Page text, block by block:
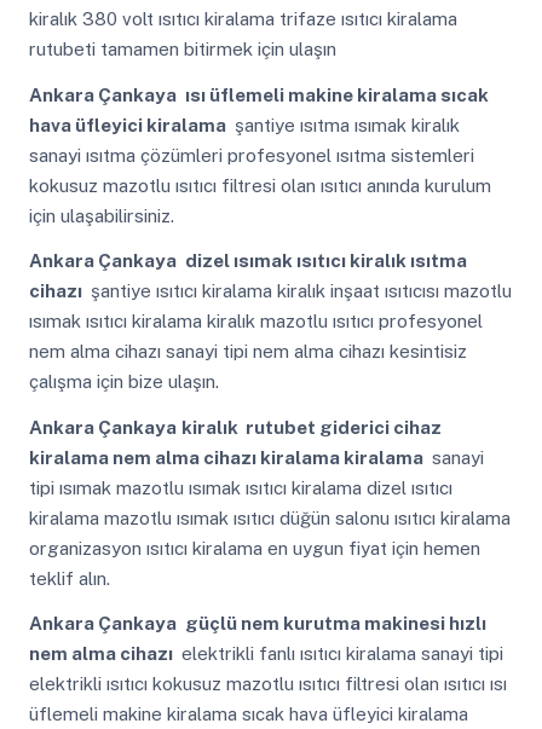
kiralık 380 volt ısıtıcı kiralama trifaze ısıtıcı kiralama
rutubeti tamamen bitirmek için ulaşın
Ankara Çankaya ısı üflemeli makine kiralama sıcak
hava üfleyici kiralama şantiye ısıtma ısımak kiralık
sanayi ısıtma çözümleri profesyonel ısıtma sistemleri
kokusuz mazotlu ısıtıcı filtresi olan ısıtıcı anında kurulum
için ulaşabilirsiniz.
Ankara Çankaya dizel ısımak ısıtıcı kiralık ısıtma
cihazı şantiye ısıtıcı kiralama kiralık inşaat ısıtıcısı mazotlu
ısımak ısıtıcı kiralama kiralık mazotlu ısıtıcı profesyonel
nem alma cihazı sanayi tipi nem alma cihazı kesintisiz
çalışma için bize ulaşın.
Ankara Çankaya kiralık rutubet giderici cihaz
kiralama nem alma cihazı kiralama kiralama sanayi
tipi ısımak mazotlu ısımak ısıtıcı kiralama dizel ısıtıcı
kiralama mazotlu ısımak ısıtıcı düğün salonu ısıtıcı kiralama
organizasyon ısıtıcı kiralama en uygun fiyat için hemen
teklif alın.
Ankara Çankaya güçlü nem kurutma makinesi hızlı
nem alma cihazı elektrikli fanlı ısıtıcı kiralama sanayi tipi
elektrikli ısıtıcı kokusuz mazotlu ısıtıcı filtresi olan ısıtıcı ısı
üflemeli makine kiralama sıcak hava üfleyici kiralama